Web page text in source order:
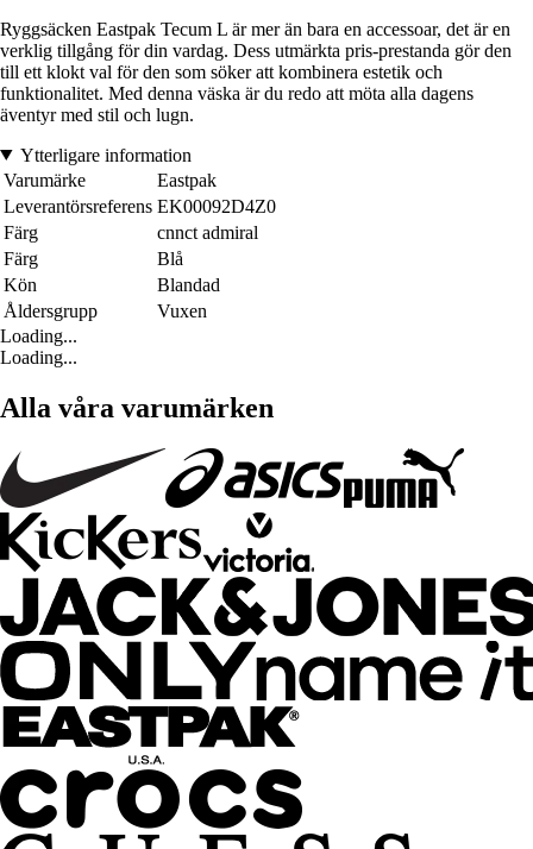
Ryggsäcken Eastpak Tecum L är mer än bara en accessoar, det är en
verklig tillgång för din vardag. Dess utmärkta pris-prestanda gör den
till ett klokt val för den som söker att kombinera estetik och
funktionalitet. Med denna väska är du redo att möta alla dagens
äventyr med stil och lugn.
Ytterligare information
Varumärke
Eastpak
Leverantörsreferens EK00092D4Z0
Färg
cnnct admiral
Färg
Blå
Kön
Blandad
Åldersgrupp
Vuxen
Loading...
Loading...
Alla våra varumärken